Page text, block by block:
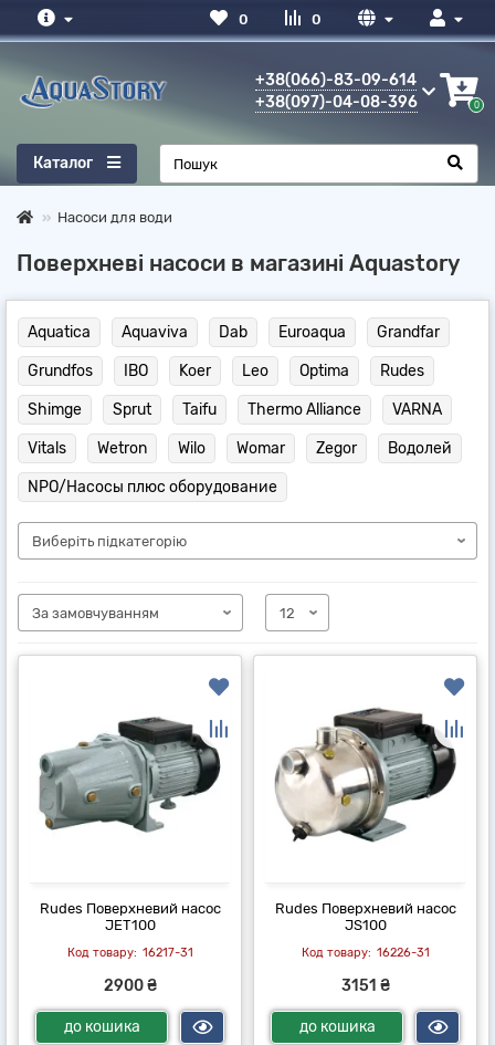
0
0
+38(066)-83-09-614
+38(097)-04-08-396
0
Каталог
Насоси для води
Поверхневі насоси в магазині Aquastory
Aquatica Aquaviva Dab Euroaqua Grandfar
Grundfos IBO Koer Leo Optima Rudes
Shimge Sprut Taifu Thermo Alliance VARNA
Vitals Wetron Wilo Womar Zegor Водолей
NPO/Насосы плюс оборудование
Rudes Поверхневий насос
JET100
16217-31
2900 ₴
до кошика
Rudes Поверхневий насос
JS100
16226-31
3151 ₴
до кошика